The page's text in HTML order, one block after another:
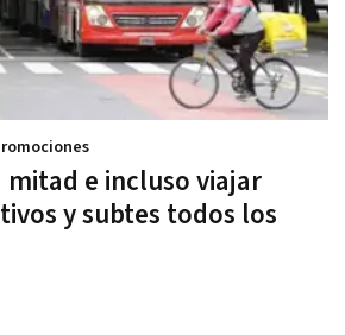
mitad e incluso viajar
y subtes todos los